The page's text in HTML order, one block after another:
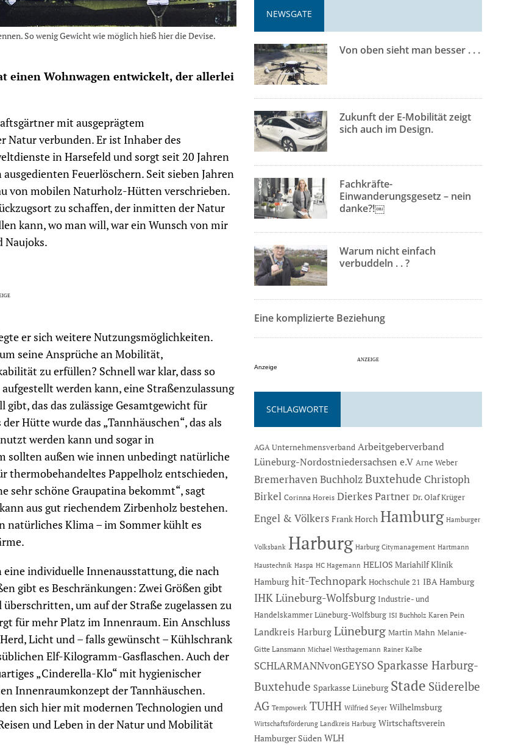
So wenig Gewicht wie möglich hieß hier die Devise.
einen Wohnwagen entwickelt, der allerlei
mit ausgeprägtem
Natur verbunden. Er ist Inhaber des
in Harsefeld und sorgt seit 20 Jahren
Feuerlöschern. Seit sieben Jahren
von mobilen Naturholz-Hütten verschrieben.
zu schaffen, der inmitten der Natur
kann, wo man will, war ein Wunsch von mir
Naujoks.
er sich weitere Nutzungsmöglichkeiten.
seine Ansprüche an Mobilität,
zu erfüllen? Schnell war klar, dass so
werden kann, eine Straßenzulassung
das das zulässige Gesamtgewicht für
Hütte wurde das „Tannhäuschen“, das als
werden kann und sogar in
sollten außen wie innen unbedingt natürliche
thermobehandeltes Pappelholz entschieden,
sehr schöne Graupatina bekommt“, sagt
aus gut riechendem Zirbenholz bestehen.
natürliches Klima – im Sommer kühlt es
individuelle Innenausstattung, die nach
gibt es Beschränkungen: Zwei Größen gibt
um auf der Straße zugelassen zu
für mehr Platz im Innenraum. Ein Anschluss
Licht und – falls gewünscht – Kühlschrank
Elf-Kilogramm-Gasflaschen. Auch der
„Cinderella-Klo“ mit hygienischer
Innenraumkonzept der Tannhäuschen.
sich hier mit modernen Technologien und
und Leben in der Natur und Mobilität
NEWSGATE
Von oben sieht man besser . . .
Zukunft der E-Mobilität zeigt
sich auch im Design.
Fachkräfte-
Einwanderungsgesetz – nein
danke?!￼
Warum nicht einfach
verbuddeln . . ?
Eine komplizierte Beziehung
Anzeige
SCHLAGWORTE
AGA Unternehmensverband Arbeitgeberverband
Lüneburg-Nordostniedersachsen e.V Arne Weber
BremerhavenBuchholzBuxtehude Christoph
Birkel Corinna Horeis Dierkes Partner Dr. Olaf Krüger
Engel & Völkers Frank Horch Hamburg Hamburger
Volksbank Harburg Harburg Citymanagement Hartmann
Haustechnik Haspa HC Hagemann HELIOS Mariahilf Klinik
Hamburg hit-Technopark Hochschule 21 IBA Hamburg
IHK Lüneburg-Wolfsburg Industrie- und
Handelskammer Lüneburg-Wolfsburg ISI Buchholz Karen Pein
Landkreis Harburg Lüneburg Martin Mahn Melanie-
Gitte Lansmann Michael Westhagemann Rainer Kalbe
SCHLARMANNvonGEYSO Sparkasse Harburg-
Buxtehude Sparkasse Lüneburg Stade Süderelbe
AG Tempowerk TUHH Wilfried Seyer Wilhelmsburg
Wirtschaftsförderung Landkreis Harburg Wirtschaftsverein
Hamburger Süden WLH